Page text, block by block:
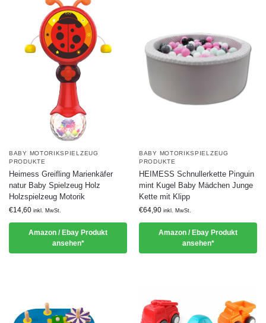
BABY MOTORIKSPIELZEUG
PRODUKTE
Heimess Greifling Marienkäfer
natur Baby Spielzeug Holz
Holzspielzeug Motorik
€14,60 inkl. MwSt.
Amazon / Ebay Produkt
ansehen*
BABY MOTORIKSPIELZEUG
PRODUKTE
HEIMESS Schnullerkette Pinguin
mint Kugel Baby Mädchen Junge
Kette mit Klipp
€64,90 inkl. MwSt.
Amazon / Ebay Produkt
ansehen*